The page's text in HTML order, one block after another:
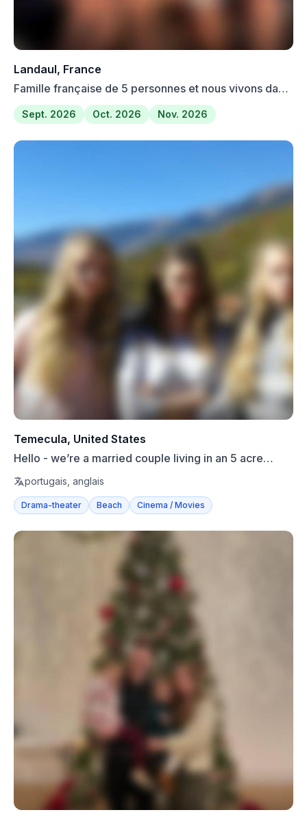
Landaul, France
Famille française de 5 personnes et nous vivons dans
un pet...
Sept. 2026 Oct. 2026 Nov. 2026
Temecula, United States
Hello - we’re a married couple living in an 5 acre
Avocado F...
portugais, anglais
Drama-theater Beach Cinema / Movies